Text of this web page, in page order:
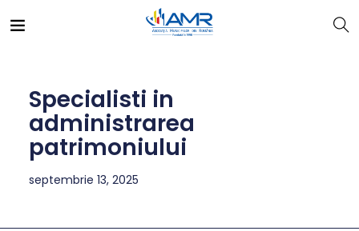
Specialisti in
administrarea
patrimoniului
septembrie 13, 2025